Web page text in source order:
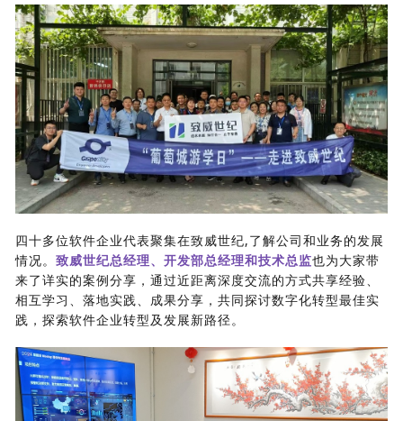
四十多位软件企业代表聚集在致威世纪,了解公司和业务的发展
情况。致威世纪总经理、开发部总经理和技术总监也为大家带
来了详实的案例分享，通过近距离深度交流的方式共享经验、
相互学习、落地实践、成果分享，共同探讨数字化转型最佳实
践，探索软件企业转型及发展新路径。